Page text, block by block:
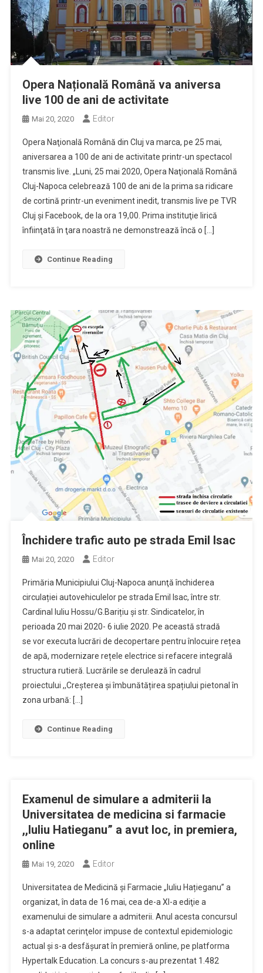
Opera Națională Română va aniversa
live 100 de ani de activitate
Mai 20, 2020 Editor
Opera Naţională Română din Cluj va marca, pe 25 mai,
aniversarea a 100 de ani de activitate printr-un spectacol
transmis live. „Luni, 25 mai 2020, Opera Naţională Română
Cluj-Napoca celebrează 100 de ani de la prima sa ridicare
de cortină printr-un eveniment inedit, transmis live pe TVR
Cluj şi Facebook, de la ora 19,00. Prima instituţie lirică
înfiinţată în ţara noastră ne demonstrează încă o […]
Continue Reading
Închidere trafic auto pe strada Emil Isac
Mai 20, 2020 Editor
Primăria Municipiului Cluj-Napoca anunţă închiderea
circulației autovehiculelor pe strada Emil Isac, între str.
Cardinal Iuliu Hossu/G.Barițiu și str. Sindicatelor, în
perioada 20 mai 2020- 6 iulie 2020. Pe această stradă
se vor executa lucrări de decopertare pentru înlocuire rețea
de apă, modernizare rețele electrice si refacere integrală
structura rutieră. Lucrările se derulează în cadrul
proiectului ,,Creșterea și îmbunătățirea spațiului pietonal în
zona urbană: […]
Continue Reading
Examenul de simulare a admiterii la
Universitatea de medicina si farmacie
,,Iuliu Hatieganu” a avut loc, in premiera,
online
Mai 19, 2020 Editor
Universitatea de Medicină și Farmacie „Iuliu Hațieganu” a
organizat, în data de 16 mai, cea de-a XI-a ediţie a
examenului de simulare a admiterii. Anul acesta concursul
s-a adaptat cerinţelor impuse de contextul epidemiologic
actual şi s-a desfăşurat în premieră online, pe platforma
Hypertalk Education. La concurs s-au prezentat 1.482